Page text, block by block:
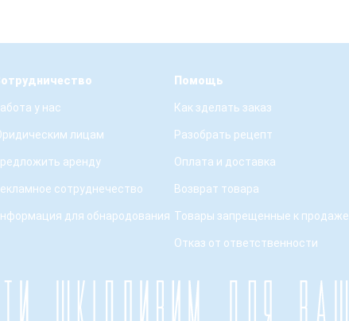
у нас
лицам
аренду
сотруднечество
для обнародования
Помощь
Как зделать заказ
Разобрать рецепт
Оплата и доставка
Возврат товара
Товары запрещенные к продаже
Отказ от ответственности